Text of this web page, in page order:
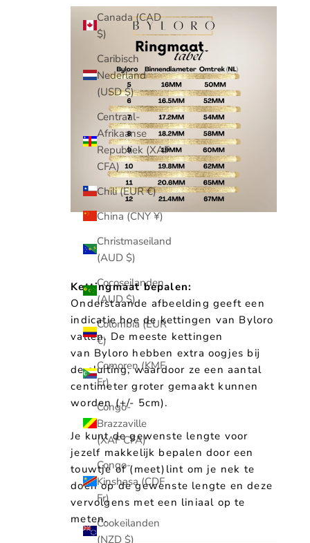
Canada (CAD
$)
Caribisch
Nederland
(USD $)
Centraal-
Afrikaanse
Republiek (XAF
CFA)
Chili (EUR €)
China (CNY ¥)
Christmaseiland
(AUD $)
Cocoseilanden
(AUD $)
Colombia (EUR
€)
Comoren (KMF
Fr)
Congo-
Brazzaville
(XAF CFA)
Congo-
Kinshasa (CDF
Fr)
Cookeilanden
(NZD $)
Kettingmaat bepalen:
Onderstaande afbeelding geeft een
indicatie hoe de kettingen van Byloro
vallen. De meeste kettingen
van Byloro hebben extra oogjes bij
de sluiting, waardoor ze een aantal
centimeter groter gemaakt kunnen
worden (+/- 5cm).
Je kunt de gewenste lengte voor
jezelf makkelijk bepalen door een
touwtje of (meet)lint om je nek te
doen op de gewenste lengte en deze
vervolgens met een liniaal op te
meten.